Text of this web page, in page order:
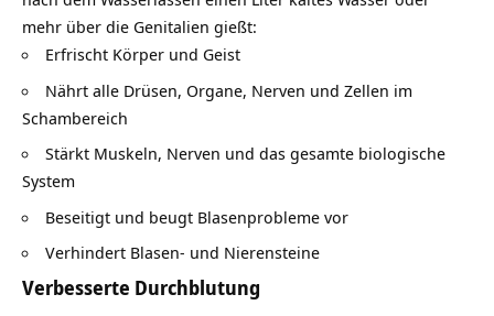
mehr über die Genitalien gießt:
Erfrischt Körper und Geist
Nährt alle Drüsen, Organe, Nerven und Zellen im
Schambereich
Stärkt Muskeln, Nerven und das gesamte biologische
System
Beseitigt und beugt Blasenprobleme vor
Verhindert Blasen- und Nierensteine
Verbesserte Durchblutung